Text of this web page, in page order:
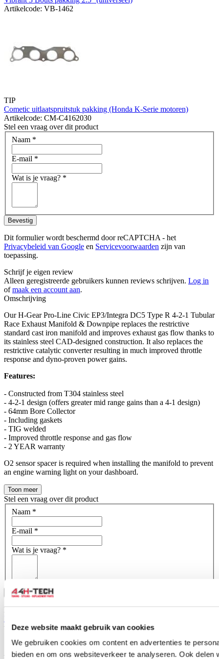
Deze website maakt gebruik van cookies
We gebruiken cookies om content en advertenties te
bieden en om ons websiteverkeer te analyseren. Ook
Artikelcode: VB-1462
TIP
Cometic uitlaatspruitstuk pakking (Honda K-Serie motoren)
Artikelcode: CM-C4162030
Stel een vraag over dit product
Naam *
E-mail *
Wat is je vraag? *
Bevestig
Dit formulier wordt beschermd door reCAPTCHA - het
Privacybeleid van Google en Servicevoorwaarden zijn van
toepassing.
Schrijf je eigen review
Alleen geregistreerde gebruikers kunnen reviews schrijven. Log in
ofmaak een account aan.
Omschrijving
Our H-Gear Pro-Line Civic EP3/Integra DC5 Type R 4-2-1 Tubular
Race Exhaust Manifold & Downpipe replaces the restrictive
standard cast iron manifold and improves exhaust gas flow thanks to
its stainless steel CAD-designed construction. It also replaces the
restrictive catalytic converter resulting in much improved throttle
response and dyno-proven power gains.
Features:
- Constructed from T304 stainless steel
- 4-2-1 design (offers greater mid range gains than a 4-1 design)
- 64mm Bore Collector
- Including gaskets
- TIG welded
- Improved throttle response and gas flow
- 2 YEAR warranty
O2 sensor spacer is required when installing the manifold to prevent
an engine warning light on your dashboard.
Toon meer
Stel een vraag over dit product
Naam *
E-mail *
Wat is je vraag? *
Bevestig
Dit formulier wordt beschermd door reCAPTCHA - het
Privacybeleid van Google
toepassing.
Schrijf je eigen review
Alleen geregistreerde gebruikers kunnen reviews schrijven.Log in